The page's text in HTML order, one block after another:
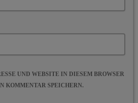
UND WEBSITE IN DIESEM BROWSER
KOMMENTAR SPEICHERN.